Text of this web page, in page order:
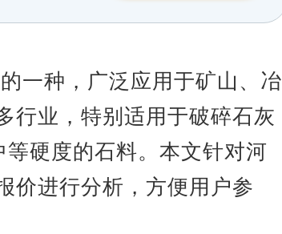
一种，广泛应用于矿山、冶
行业，特别适用于破碎石灰
硬度的石料。本文针对河
价进行分析，方便用户参